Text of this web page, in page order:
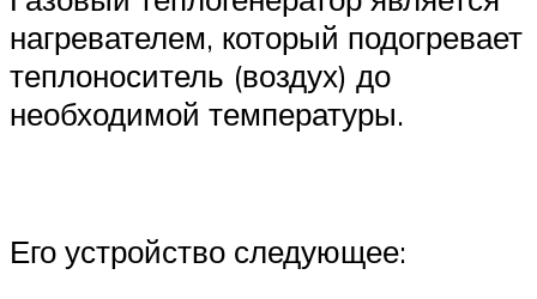
нагревателем, который подогревает
теплоноситель (воздух) до
необходимой температуры.
Его устройство следующее: